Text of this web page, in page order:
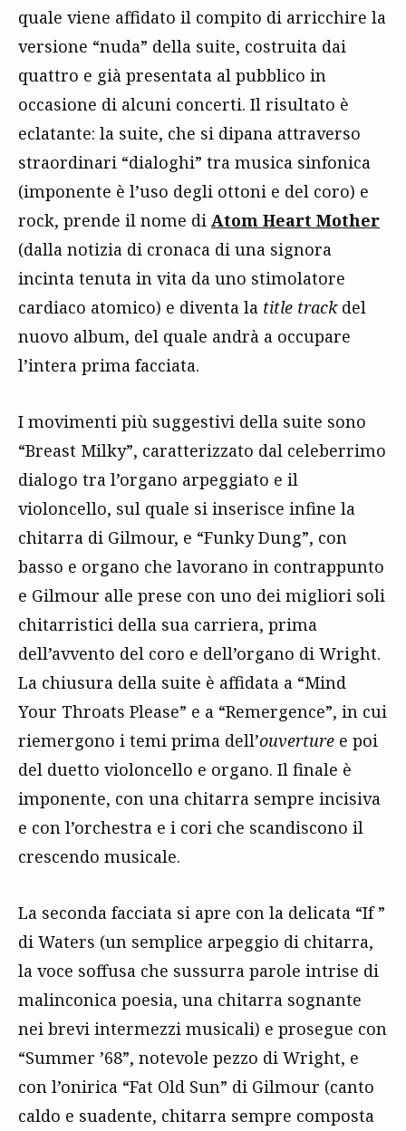
quale viene affidato il compito di arricchire la
versione “nuda” della suite, costruita dai
quattro e già presentata al pubblico in
occasione di alcuni concerti. Il risultato è
eclatante: la suite, che si dipana attraverso
straordinari “dialoghi” tra musica sinfonica
(imponente è l’uso degli ottoni e del coro) e
rock, prende il nome di Atom Heart Mother
(dalla notizia di cronaca di una signora
incinta tenuta in vita da uno stimolatore
cardiaco atomico) e diventa la title trackdel
nuovo album, del quale andrà a occupare
l’intera prima facciata.
I movimenti più suggestivi della suite sono
“Breast Milky”, caratterizzato dal celeberrimo
dialogo tra l’organo arpeggiato e il
violoncello, sul quale si inserisce infine la
chitarra di Gilmour, e “Funky Dung”, con
basso e organo che lavorano in contrappunto
e Gilmour alle prese con uno dei migliori soli
chitarristici della sua carriera, prima
dell’avvento del coro e dell’organo di Wright.
La chiusura della suite è affidata a “Mind
Your Throats Please” e a “Remergence”, in cui
riemergono i temi prima dell’ouverture e poi
del duetto violoncello e organo. Il finale è
imponente, con una chitarra sempre incisiva
e con l’orchestra e i cori che scandiscono il
crescendo musicale.
La seconda facciata si apre con la delicata “If ”
di Waters (un semplice arpeggio di chitarra,
la voce soffusa che sussurra parole intrise di
malinconica poesia, una chitarra sognante
nei brevi intermezzi musicali) e prosegue con
“Summer ’68”, notevole pezzo di Wright, e
con l’onirica “Fat Old Sun” di Gilmour (canto
caldo e suadente, chitarra sempre composta